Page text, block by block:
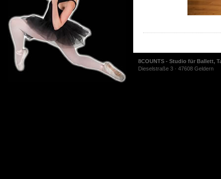
8COUNTS - Studio für Ballett,
Dieselstraße 3 · 47608 Geldern